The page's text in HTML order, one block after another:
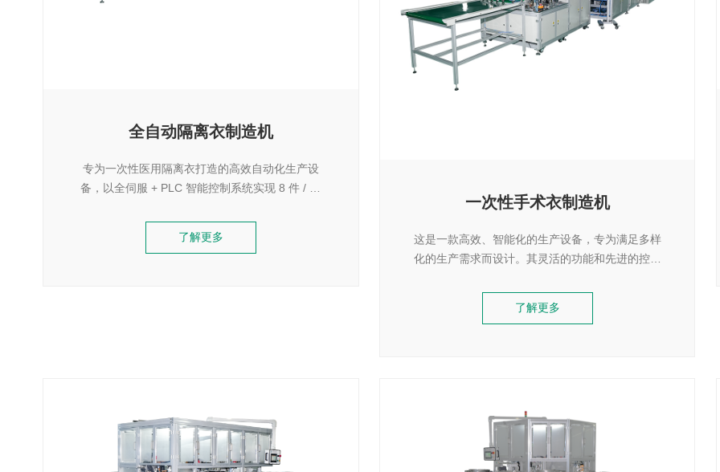
全自动隔离衣制造机
专为一次性医用隔离衣打造的高效自动化生产设
备，以全伺服 + PLC 智能控制系统实现 8 件 / 分
卫生标准，支持多尺寸产品生产，是医用防护用品
规模化生产的
了解更多
一次性手术衣制造机
这是一款高效、智能化的生产设备，专为满足多样
化的生产需求而设计。其灵活的功能和先进的控制
业广泛:医疗装备，无尘空间等如实验室、无尘车
间、楼盘样板房、家居住房
了解更多